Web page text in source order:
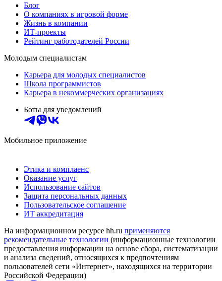
Блог
О компаниях в игровой форме
Жизнь в компании
ИТ-проекты
Рейтинг работодателей России
Молодым специалистам
Карьера для молодых специалистов
Школа программистов
Карьера в некоммерческих организациях
Боты для уведомлений
Мобильное приложение
Этика и комплаенс
Оказание услуг
Использование сайтов
Защита персональных данных
Пользовательское соглашение
ИТ аккредитация
На информационном ресурсе hh.ru применяются
рекомендательные технологии (информационные технологии
предоставления информации на основе сбора, систематизации
и анализа сведений, относящихся к предпочтениям
пользователей сети «Интернет», находящихся на территории
Российской Федерации)